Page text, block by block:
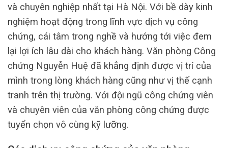
và chuyên nghiệp nhất tại Hà Nội. Với bề dày kinh
nghiệm hoạt động trong lĩnh vực dịch vụ công
chứng, cái tâm trong nghề và hướng tới việc đem
lại lợi ích lâu dài cho khách hàng. Văn phòng Công
chứng Nguyễn Huệ đã khẳng định được vị trí của
mình trong lòng khách hàng cũng như vị thế cạnh
tranh trên thị trường. Với đội ngũ công chứng viên
và chuyên viên của văn phòng công chứng được
tuyển chọn vô cùng kỹ lưỡng.